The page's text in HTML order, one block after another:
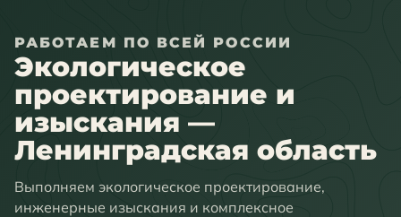
РАБОТАЕМ ПО ВСЕЙ РОССИИ
Экологическое
проектирование и
изыскания —
Ленинградская область
Выполняем экологическое проектирование,
инженерные изыскания и комплексное